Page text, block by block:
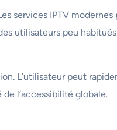
services IPTV
utilisateurs peu
L’utilisateur peut
l’accessibilité globale.